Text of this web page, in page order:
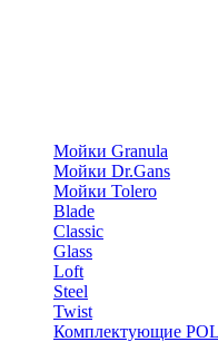
Мойки Granula
Мойки Dr.Gans
Мойки Tolero
Blade
Classic
Glass
Loft
Steel
Twist
Комплектующие